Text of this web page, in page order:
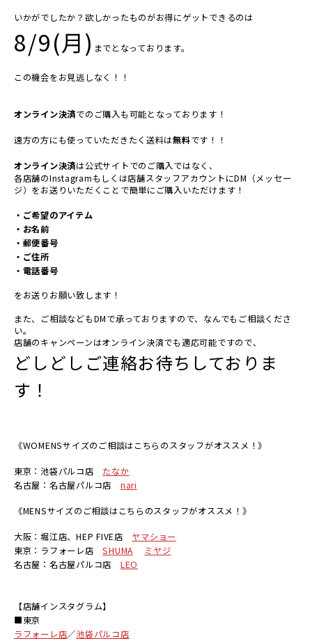
いかがでしたか？欲しかったものがお得にゲットできるのは
8/9(月) までとなっております。
この機会をお見逃しなく！！
オンライン決済でのご購入も可能となっております！
遠方の方にも使っていただきたく送料は無料です！！
オンライン決済は公式サイトでのご購入ではなく、
各店舗のInstagramもしくは店舗スタッフアカウントにDM（メッセー
ジ）をお送りいただくことで簡単にご購入いただけます！
・ご希望のアイテム
・お名前
・郵便番号
・ご住所
・電話番号
をお送りお願い致します！
また、ご相談などもDMで承っておりますので、なんでもご相談くださ
い。
店舗のキャンペーンはオンライン決済でも適応可能ですので、
どしどしご連絡お待ちしておりま
す！
《WOMENSサイズのご相談はこちらのスタッフがオススメ！》
東京：池袋パルコ店 たなか
名古屋：名古屋パルコ店 nari
《MENSサイズのご相談はこちらのスタッフがオススメ！》
大阪：堀江店、HEP FIVE店 ヤマショー
東京：ラフォーレ店SHUMA
ミヤジ
名古屋：名古屋パルコ店 LEO
【店舗インスタグラム】
■東京
ラフォーレ店／池袋パルコ店